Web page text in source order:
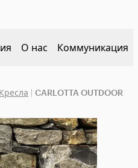
О нас Коммуникация
Кресла | CARLOTTA OUTDOOR